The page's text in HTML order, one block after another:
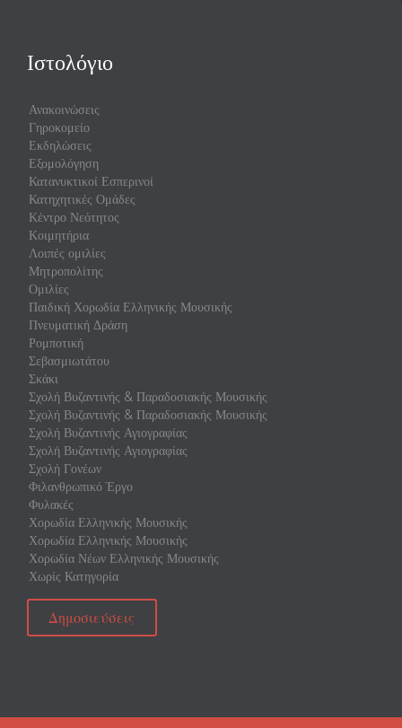
Ιστολόγιο
Ανακοινώσεις
Γηροκομείο
Εκδηλώσεις
Εξομολόγηση
Κατανυκτικοί Εσπερινοί
Κατηχητικές Ομάδες
Κέντρο Νεότητος
Κοιμητήρια
Λοιπές ομιλίες
Μητροπολίτης
Ομιλίες
Παιδική Χορωδία Ελληνικής Μουσικής
Πνευματική Δράση
Ρομποτική
Σεβασμιωτάτου
Σκάκι
Σχολή Βυζαντινής & Παραδοσιακής Μουσικής
Σχολή Βυζαντινής & Παραδοσιακής Μουσικής
Σχολή Βυζαντινής Αγιογραφίας
Σχολή Βυζαντινής Αγιογραφίας
Σχολή Γονέων
Φιλανθρωπικό Έργο
Φυλακές
Χορωδία Ελληνικής Μουσικής
Χορωδία Ελληνικής Μουσικής
Χορωδία Νέων Ελληνικής Μουσικής
Χωρίς Κατηγορία
Δημοσιεύσεις